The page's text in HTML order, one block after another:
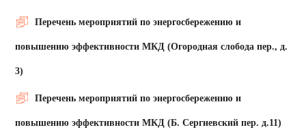
Перечень мероприятий по энергосбережению и
повышению эффективности МКД (Огородная слобода пер., д.
3)
Перечень мероприятий по энергосбережению и
повышению эффективности МКД (Б. Сергиевский пер. д.11)